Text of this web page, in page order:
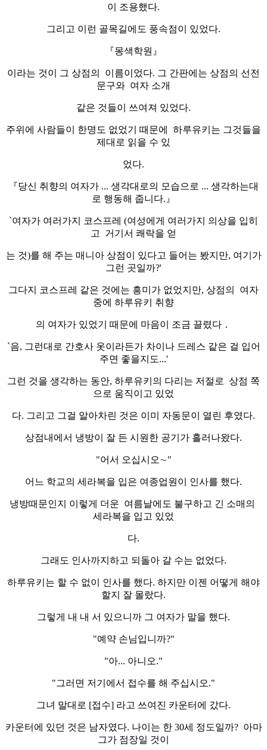
이 조용했다.
그리고 이런 골목길에도 풍속점이 있었다.
『몽색학원』
이라는 것이 그 상점의 이름이었다. 그 간판에는 상점의 선전
문구와 여자 소개
같은 것들이 쓰여져 있었다.
주위에 사람들이 한명도 없었기 때문에 하루유키는 그것들을
제대로 읽을 수 있
었다.
『당신 취향의 여자가 ... 생각대로의 모습으로 ... 생각하는대
로 행동해 줍니다.』
`여자가 여러가지 코스프레 (여성에게 여러가지 의상을 입히
고 거기서 쾌락을 얻
는 것)를 해 주는 매니아 상점이 있다고 들어는 봤지만, 여기가
그런 곳일까?'
그다지 코스프레 같은 것에는 흥미가 없었지만, 상점의 여자
중에 하루유키 취향
의 여자가 있었기 때문에 마음이 조금 끌렸다．
`음, 그런대로 간호사 옷이라든가 차이나 드레스 같은 걸 입어
주면 좋을지도...'
그런 것을 생각하는 동안, 하루유키의 다리는 저절로 상점 쪽
으로 움직이고 있었
다. 그리고 그걸 알아차린 것은 이미 자동문이 열린 후였다.
상점내에서 냉방이 잘 든 시원한 공기가 흘러나왔다.
"어서 오십시오∼"
어느 학교의 세라복을 입은 여종업원이 인사를 했다.
냉방때문인지 이렇게 더운 여름날에도 불구하고 긴 소매의
세라복을 입고 있었
다.
그래도 인사까지하고 되돌아 갈 수는 없었다.
하루유키는 할 수 없이 인사를 했다. 하지만 이젠 어떻게 해야
할지 잘 몰랐다.
그렇게 내 내 서 있으니까 그 여자가 말을 했다.
"예약 손님입니까?"
"아... 아니오."
"그러면 저기에서 접수를 해 주십시오."
그녀 말대로 [접수] 라고 쓰여진 카운터에 갔다.
카운터에 있던 것은 남자였다. 나이는 한 30세 정도일까? 아마
그가 점장일 것이